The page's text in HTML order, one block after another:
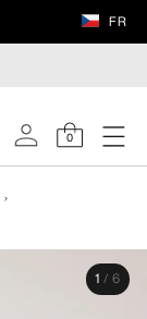
FR
0
1 / 6